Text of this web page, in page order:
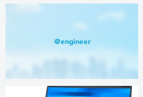
＠engineer